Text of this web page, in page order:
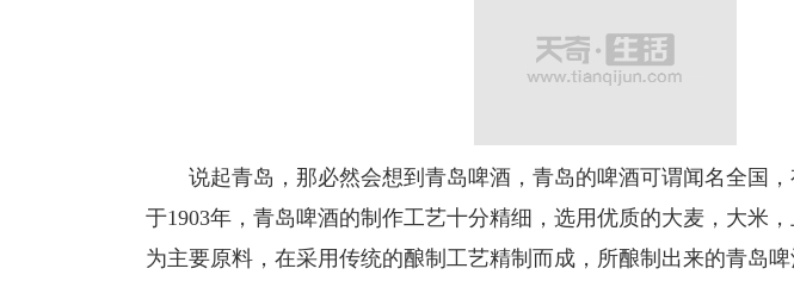
说起青岛，那必然会想到青岛啤酒，青岛的啤酒可谓闻名全国，
于1903年，青岛啤酒的制作工艺十分精细，选用优质的大麦，大米
为主要原料，在采用传统的酿制工艺精制而成，所酿制出来的青岛